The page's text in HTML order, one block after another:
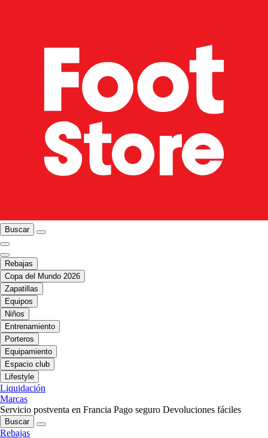
Buscar
Rebajas
Copa del Mundo 2026
Zapatillas
Equipos
Niños
Entrenamiento
Porteros
Equipamiento
Espacio club
Lifestyle
Liquidación
Marcas
Servicio postventa en Francia Pago seguro Devoluciones fáciles
Buscar
Rebajas